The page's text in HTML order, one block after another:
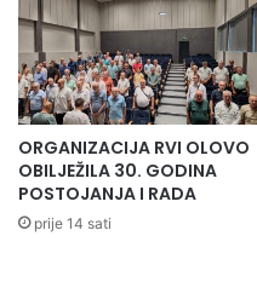
ORGANIZACIJA RVI OLOVO
OBILJEŽILA 30. GODINA
POSTOJANJA I RADA
prije 14 sati